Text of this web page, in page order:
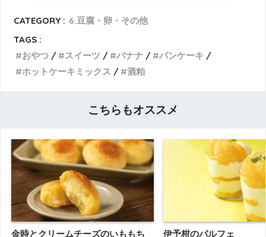
CATEGORY : 6.豆腐・卵・その他
TAGS :
おやつ
スイーツ バナナ
パンケーキ
ホットケーキミックス
酒粕
こちらもオススメ
金時とクリームチーズのいももち 伊予柑のパルフェ